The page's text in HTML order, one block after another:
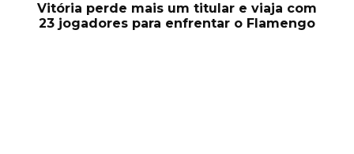
Vitória perde mais um titular e viaja com
23 jogadores para enfrentar o Flamengo